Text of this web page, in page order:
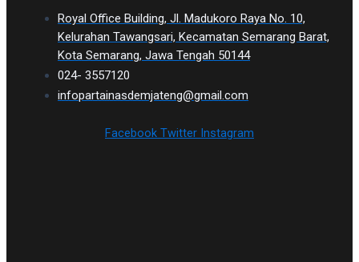
Royal Office Building, Jl. Madukoro Raya No. 10,
Kelurahan Tawangsari, Kecamatan Semarang Barat,
Kota Semarang, Jawa Tengah 50144
024- 3557120
infopartainasdemjateng@gmail.com
Facebook Twitter Instagram